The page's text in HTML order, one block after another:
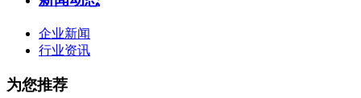
企业新闻
行业资讯
为您推荐